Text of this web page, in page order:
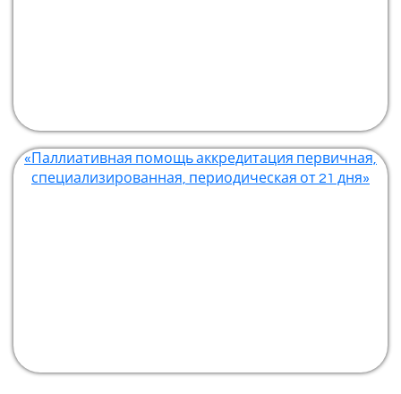
«Паллиативная помощь аккредитация первичная,
специализированная, периодическая от 21 дня»